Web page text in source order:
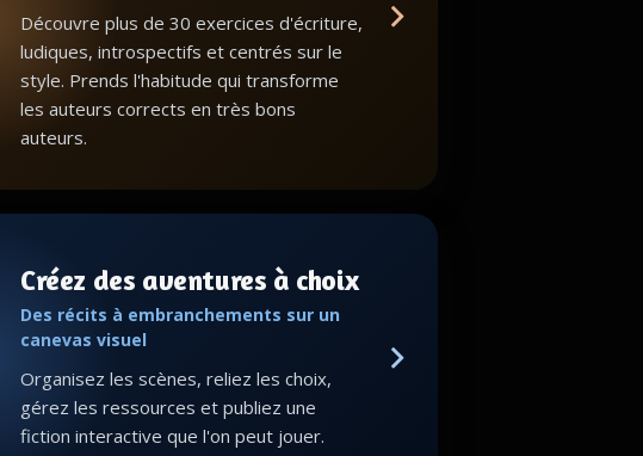
Découvre plus de 30 exercices d'écriture,
ludiques, introspectifs et centrés sur le
style. Prends l'habitude qui transforme
les auteurs corrects en très bons
auteurs.
Créez des aventures à choix
Des récits à embranchements sur un
canevas visuel
Organisez les scènes, reliez les choix,
gérez les ressources et publiez une
fiction interactive que l'on peut jouer.